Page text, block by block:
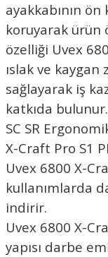
ayakkabının ön
koruyarak ürün
özelliği Uvex
ıslak ve
sağlayarak iş
katkıda bulunur.
SC SR
X-Craft Pro S1
Uvex 6800 X-
kullanımlarda
indirir.
Uvex 6800 X-
yapısı darbe